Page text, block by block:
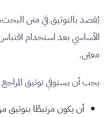
يُقصد بالتوثيق في متن
الأساسي بعد استخدام
معيّن.
يجب أن يستوفي توثيق المراجع
أن يكون مرتبطًا بتوثيق